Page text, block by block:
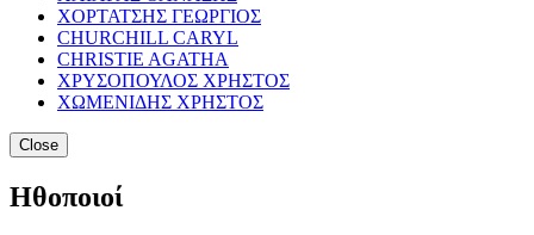
ΧΟΡΤΑΤΣΗΣ ΓΕΩΡΓΙΟΣ
CHURCHILL CARYL
CHRISTIE AGATHA
ΧΡΥΣΟΠΟΥΛΟΣ ΧΡΗΣΤΟΣ
ΧΩΜΕΝΙΔΗΣ ΧΡΗΣΤΟΣ
Close
Ηθοποιοί